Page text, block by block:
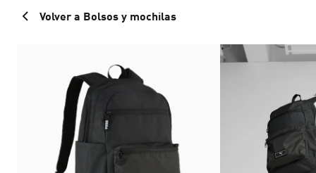
Volver a Bolsos y mochilas